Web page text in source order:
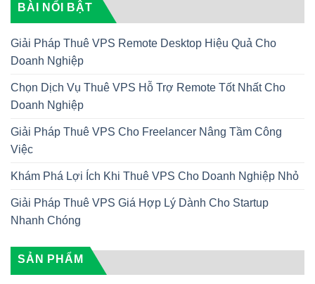
BÀI NỔI BẬT
Giải Pháp Thuê VPS Remote Desktop Hiệu Quả Cho
Doanh Nghiệp
Chọn Dịch Vụ Thuê VPS Hỗ Trợ Remote Tốt Nhất Cho
Doanh Nghiệp
Giải Pháp Thuê VPS Cho Freelancer Nâng Tầm Công
Việc
Khám Phá Lợi Ích Khi Thuê VPS Cho Doanh Nghiệp Nhỏ
Giải Pháp Thuê VPS Giá Hợp Lý Dành Cho Startup
Nhanh Chóng
SẢN PHẨM